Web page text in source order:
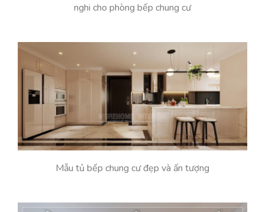
nghi cho phòng bếp chung cư
Mẫu tủ bếp chung cư đẹp và ấn tượng